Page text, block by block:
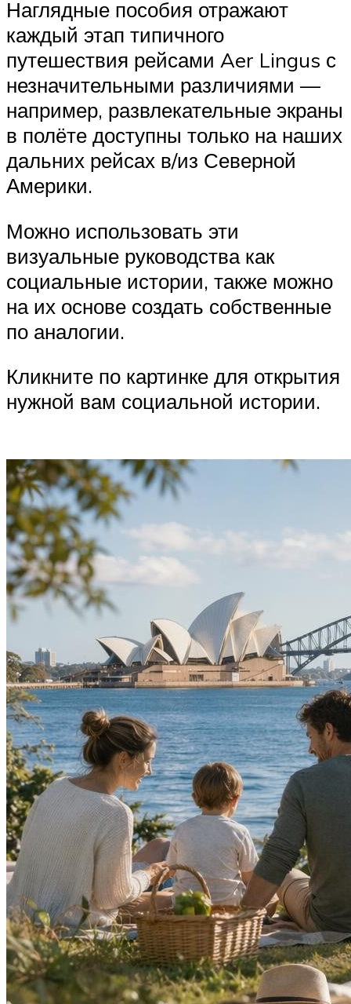
Наглядные пособия отражают
каждый этап типичного
путешествия рейсами Aer Lingus с
незначительными различиями —
например, развлекательные экраны
в полёте доступны только на наших
дальних рейсах в/из Северной
Америки.
Можно использовать эти
визуальные руководства как
социальные истории, также можно
на их основе создать собственные
по аналогии.
Кликните по картинке для открытия
нужной вам социальной истории.